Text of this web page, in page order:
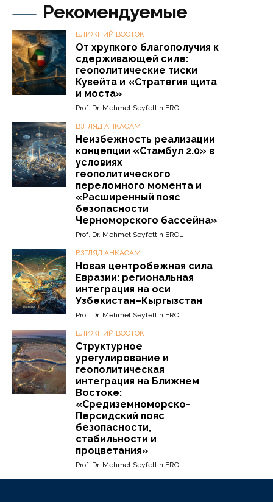
Рекомендуемые
БЛИЖНИЙ ВОСТОК
От хрупкого благополучия к
сдерживающей силе:
геополитические тиски
Кувейта и «Стратегия щита
и моста»
Prof. Dr. Mehmet Seyfettin EROL
ВЗГЛЯД АНКАСАМ
Неизбежность реализации
концепции «Стамбул 2.0» в
условиях
геополитического
переломного момента и
«Расширенный пояс
безопасности
Черноморского бассейна»
Prof. Dr. Mehmet Seyfettin EROL
ВЗГЛЯД АНКАСАМ
Новая центробежная сила
Евразии: региональная
интеграция на оси
Узбекистан–Кыргызстан
Prof. Dr. Mehmet Seyfettin EROL
БЛИЖНИЙ ВОСТОК
Структурное
урегулирование и
геополитическая
интеграция на Ближнем
Востоке:
«Средиземноморско-
Персидский пояс
безопасности,
стабильности и
процветания»
Prof. Dr. Mehmet Seyfettin EROL